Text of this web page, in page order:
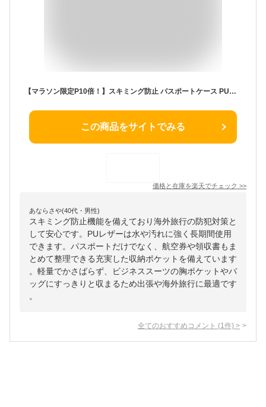
【マラソン限定P10倍！】スキミング防止 パスポートケース PUレザー パスポートカバー トラベルポーチ 磁気防止 スキミング防止 PUレザー 多機能収納 パスポート入れ カードケース トラベルグッズ ビジネス 可愛い 旅行用品 海外旅行
この商品をサイトでみる
価格と在庫を楽天でチェック >>
あならさや(40代・男性)
スキミング防止機能を備えており海外旅行の防犯対策と
して安心です。PUレザーは水や汚れに強く長期間使用
できます。パスポートだけでなく、航空券や領収書もま
とめて整理できる充実した収納ポケットを備えています
。軽量でかさばらず、ビジネススーツの胸ポケットやバ
ッグにすっきりと収まるため出張や海外旅行に最適です
。
全てのおすすめコメント (1 件) >